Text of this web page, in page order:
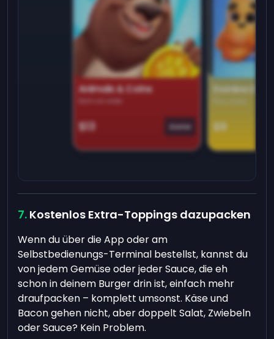
Animals & Coins
$13 Game
Domino
$9
Kostenlos Extra-Toppings dazupacken
Wenn du über die App oder am
Selbstbedienungs-Terminal bestellst, kannst du
von jedem Gemüse oder jeder Sauce, die eh
schon in deinem Burger drin ist, einfach mehr
draufpacken – komplett umsonst. Käse und
Bacon gehen nicht, aber doppelt Salat, Zwiebeln
oder Sauce? Kein Problem.